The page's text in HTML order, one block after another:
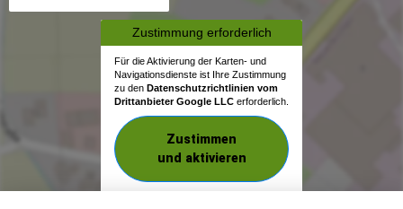
Zustimmung erforderlich
Für die Aktivierung der Karten- und
Navigationsdienste ist Ihre Zustimmung
zu den Datenschutzrichtlinien vom
Drittanbieter Google LLC erforderlich.
Zustimmen
und aktivieren